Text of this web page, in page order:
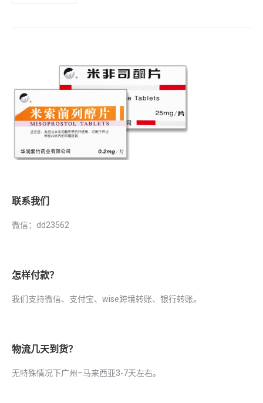
联系我们
微信：dd23562
怎样付款？
我们支持微信、支付宝、wise跨境转账、银行转账。
物流几天到货？
无特殊情况下广州–马来西亚3-7天左右。